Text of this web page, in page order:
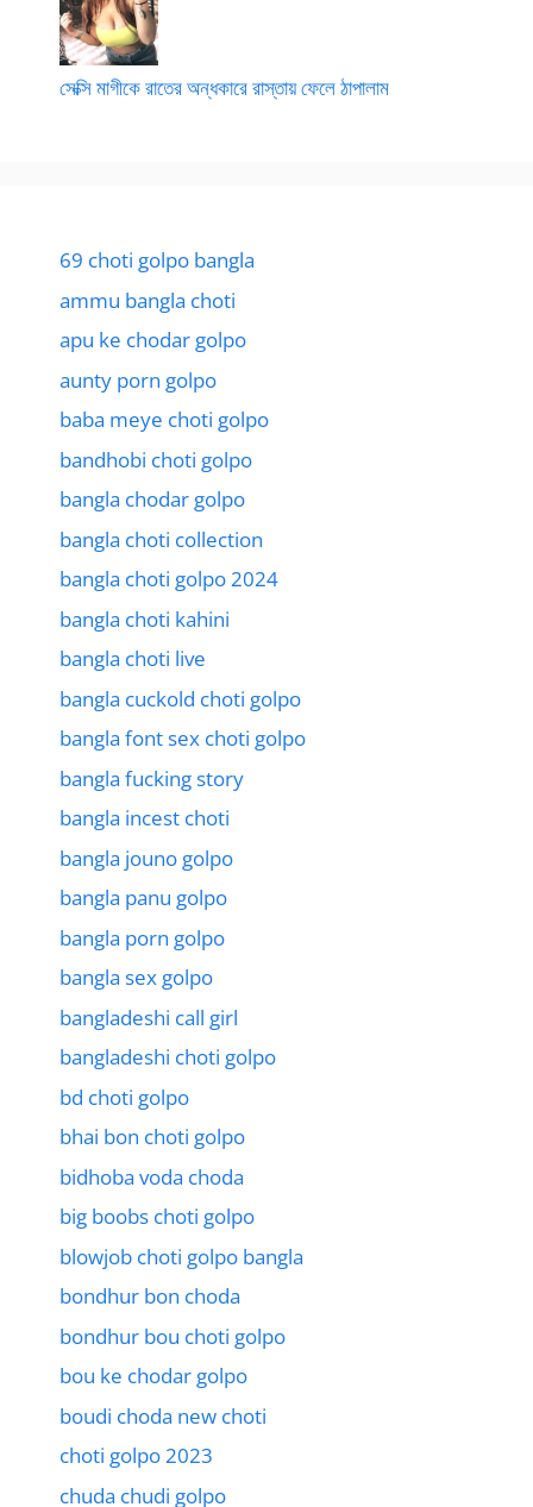
সেক্সি মাগীকে রাতের অন্ধকারে রাস্তায় ফেলে ঠাপালাম
69 choti golpo bangla
ammu bangla choti
apu ke chodar golpo
aunty porn golpo
baba meye choti golpo
bandhobi choti golpo
bangla chodar golpo
bangla choti collection
bangla choti golpo 2024
bangla choti kahini
bangla choti live
bangla cuckold choti golpo
bangla font sex choti golpo
bangla fucking story
bangla incest choti
bangla jouno golpo
bangla panu golpo
bangla porn golpo
bangla sex golpo
bangladeshi call girl
bangladeshi choti golpo
bd choti golpo
bhai bon choti golpo
bidhoba voda choda
big boobs choti golpo
blowjob choti golpo bangla
bondhur bon choda
bondhur bou choti golpo
bou ke chodar golpo
boudi choda new choti
choti golpo 2023
chuda chudi golpo